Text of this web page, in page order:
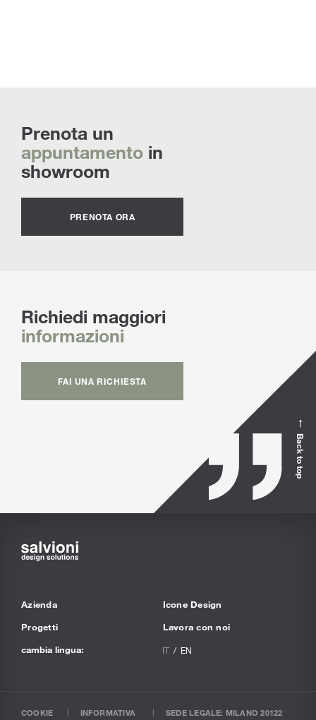
Prenota un
appuntamento in
showroom
PRENOTA ORA
Richiedi maggiori
informazioni
FAI UNA RICHIESTA
Back to top
Azienda
Progetti
Icone Design
Lavora con noi
cambia lingua:
IT EN
COOKIE
INFORMATIVA
SEDE LEGALE: MILANO 20122